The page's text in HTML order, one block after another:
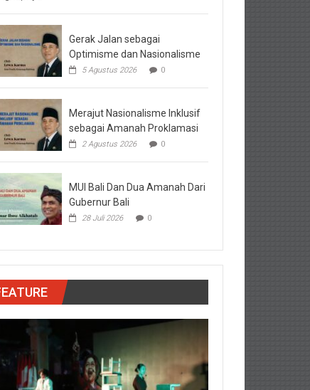
Gerak Jalan sebagai
Optimisme dan Nasionalisme
5 Agustus 2026 0
Merajut Nasionalisme Inklusif
sebagai Amanah Proklamasi
2 Agustus 2026 0
MUI Bali Dan Dua Amanah Dari
Gubernur Bali
28 Juli 2026 0